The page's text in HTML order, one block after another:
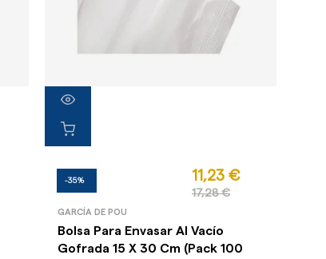
-35% 11,23 €
17,28 €
GARCÍA DE POU
Bolsa Para Envasar Al Vacío
Gofrada 15 X 30 Cm (Pack 100